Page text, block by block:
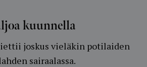
kuunnella
joskus vieläkin potilaiden
sairaalassa.